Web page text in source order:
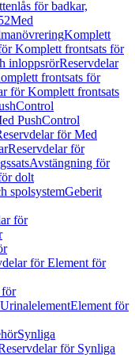
för badkar,
Med
Komplett
Komplett frontsats för
inloppsrörReservdelar
frontsats för
för Komplett frontsats
PushControl
för Med
Reservdelar för
Avstängning för
dolt
spolsystemGeberit
för
för Element för
för
Element för
Synliga
för Synliga